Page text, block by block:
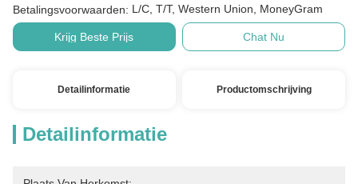
Betalingsvoorwaarden: L/C, T/T, Western Union, MoneyGram
Krijg Beste Prijs Chat Nu
Detailinformatie Productomschrijving
Detailinformatie